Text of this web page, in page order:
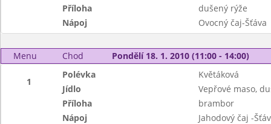
Příloha
dušený rýže
Nápoj
Ovocný čaj-Šťáva
Menu Chod Pondělí 18. 1. 2010 (11:00 - 14:00)
1
Polévka
Květáková
Jídlo
Vepřové maso,
Příloha
brambor
Nápoj
Jahodový čaj -